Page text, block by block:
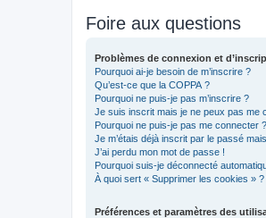
Foire aux questions
Problèmes de connexion et
Pourquoi ai-je besoin de m’inscrire ?
Qu’est-ce que la COPPA ?
Pourquoi ne puis-je pas m’inscrire ?
Je suis inscrit mais je ne peux pas me
Pourquoi ne puis-je pas me connecter ?
Je m’étais déjà inscrit par le passé
J’ai perdu mon mot de passe !
Pourquoi suis-je déconnecté
À quoi sert « Supprimer les cookies » ?
Préférences et paramètres des